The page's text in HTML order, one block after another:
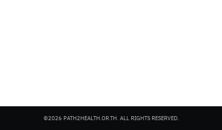
©2026 PATH2HEALTH.OR.TH. ALL RIGHTS RESERVED.